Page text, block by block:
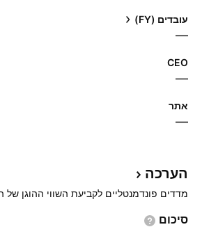
עובדים (FY)
—
CEO
—
אתר‏
—
הערכה
מדדים פונדמנטליים לקביעת השווי ההוגן של
סיכום